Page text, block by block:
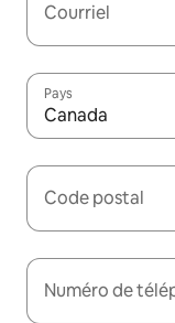
Courriel
Pays
Canada
Code postal
Numéro de